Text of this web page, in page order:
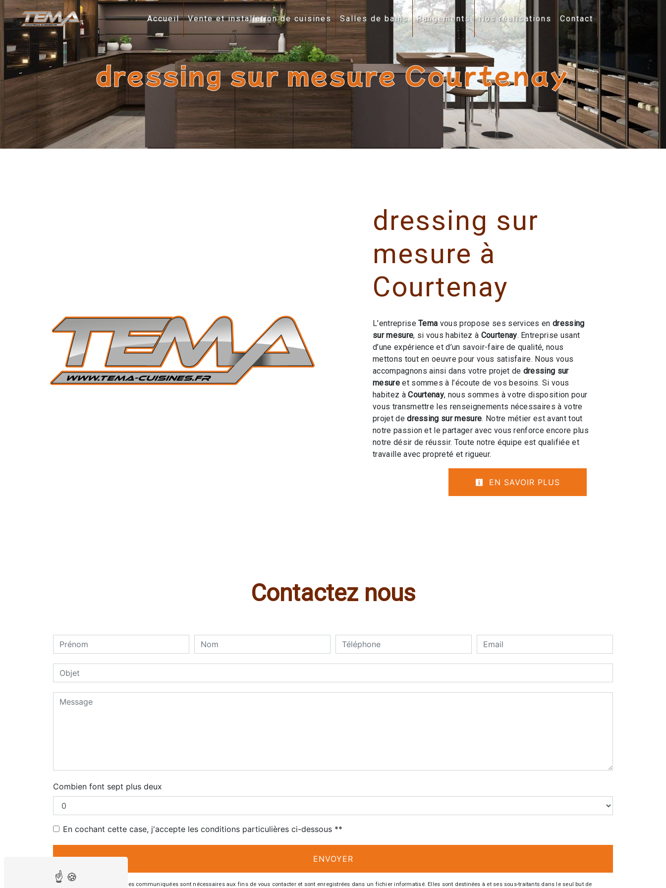
Accueil Vente et installation de cuisines Salles de bains Rangements Nos réalisations Contact
dressing sur mesure Courtenay
dressing sur
mesure à
Courtenay
L’entrepriseTema vous propose ses services endressing
sur mesure, si vous habitez à Courtenay. Entreprise usant
d’une expérience et d’un savoir-faire de qualité, nous
mettons tout en oeuvre pour vous satisfaire. Nous vous
accompagnons ainsi dans votre projet de dressing sur
mesureet sommes à l’écoute de vos besoins. Si vous
habitez àCourtenay, nous sommes à votre disposition pour
vous transmettre les renseignements nécessaires à votre
projet dedressing sur mesure. Notre métier est avant tout
notre passion et le partager avec vous renforce encore plus
notre désir de réussir. Toute notre équipe est qualifiée et
travaille avec propreté et rigueur.
EN SAVOIR PLUS
Contactez nous
Combien font sept plus deux
En cochant cette case, j'accepte les conditions particulières ci-dessous **
ENVOYER
** Les données personnelles communiquées sont nécessaires aux fins de vous contacter et sont enregistrées dans un fichier informatisé. Elles sont destinées à et ses sous-traitants dans le seul but de
Panneau de gestion des cookies